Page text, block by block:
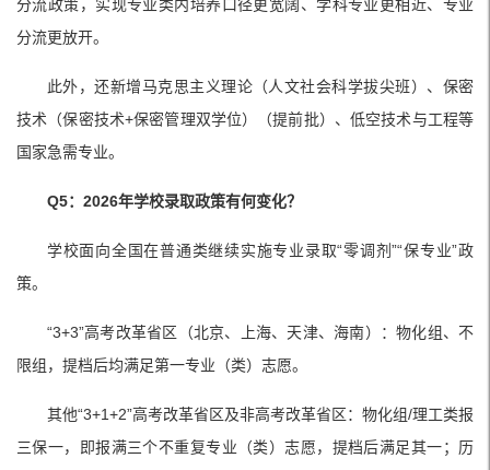
分流政策，实现专业类内培养口径更宽阔、学科专业更相近、专业
分流更放开。
此外，还新增马克思主义理论（人文社会科学拔尖班）、保密
技术（保密技术+保密管理双学位）（提前批）、低空技术与工程等
国家急需专业。
Q5：2026年学校录取政策有何变化？
学校面向全国在普通类继续实施专业录取“零调剂”“保专业”政
策。
“3+3”高考改革省区（北京、上海、天津、海南）：物化组、不
限组，提档后均满足第一专业（类）志愿。
其他“3+1+2”高考改革省区及非高考改革省区：物化组/理工类报
三保一，即报满三个不重复专业（类）志愿，提档后满足其一；历